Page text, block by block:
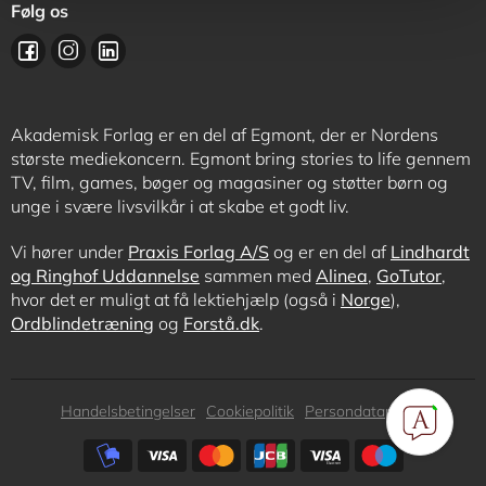
Følg os
Akademisk Forlag er en del af Egmont, der er Nordens
største mediekoncern. Egmont bring stories to life gennem
TV, film, games, bøger og magasiner og støtter børn og
unge i svære livsvilkår i at skabe et godt liv.
Vi hører under Praxis Forlag A/S og er en del af Lindhardt
og Ringhof Uddannelse sammen med Alinea, GoTutor,
hvor det er muligt at få lektiehjælp (også i Norge),
Ordblindetræning og Forstå.dk.
Subfooter
Handelsbetingelser Cookiepolitik
Persondatapolitik
Subfooter
payment